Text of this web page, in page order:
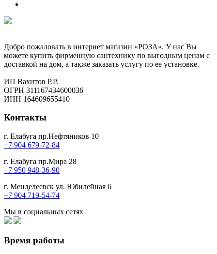
Добро пожаловать в интернет магазин «РОЗА». У нас Вы
можете купить фирменную сантехнику по выгодным ценам с
доставкой на дом, а также заказать услугу по ее установке.
ИП Вахитов Р.Р.
ОГРН 311167434600036
ИНН 164609655410
Контакты
г. Елабуга пр.Нефтяников 10
+7 904 679-72-84
г. Елабуга пр.Мира 28
+7 950 948-36-90
г. Менделеевск ул. Юбилейная 6
+7 904 719-54-74
Мы в социальных сетях
Время работы